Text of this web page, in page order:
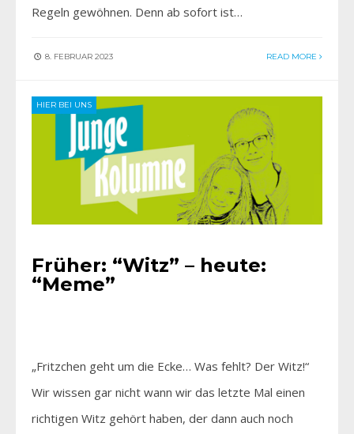
Regeln gewöhnen. Denn ab sofort ist…
8. FEBRUAR 2023 READ MORE
HIER BEI UNS
Früher: “Witz” – heute:
“Meme”
„Fritzchen geht um die Ecke… Was fehlt? Der Witz!“
Wir wissen gar nicht wann wir das letzte Mal einen
richtigen Witz gehört haben, der dann auch noch